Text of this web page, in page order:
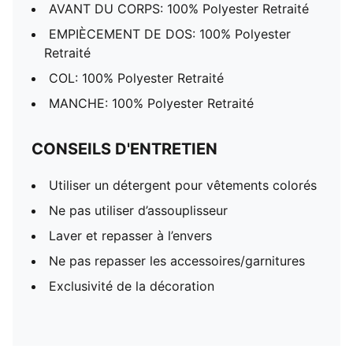
AVANT DU CORPS: 100% Polyester Retraité
EMPIÈCEMENT DE DOS: 100% Polyester
Retraité
COL: 100% Polyester Retraité
MANCHE: 100% Polyester Retraité
CONSEILS D'ENTRETIEN
Utiliser un détergent pour vêtements colorés
Ne pas utiliser d’assouplisseur
Laver et repasser à l’envers
Ne pas repasser les accessoires/garnitures
Exclusivité de la décoration